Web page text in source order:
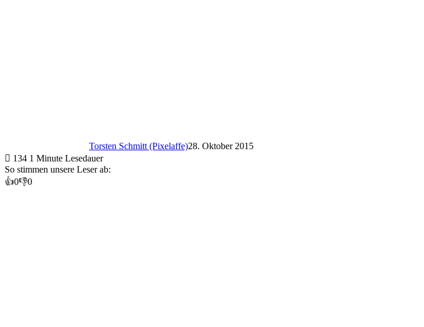
Torsten Schmitt (Pixelaffe)28. Oktober 2015
134 1 Minute Lesedauer
So stimmen unsere Leser ab:
👍0👎0